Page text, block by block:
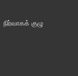
நிர்வாகக் குழு